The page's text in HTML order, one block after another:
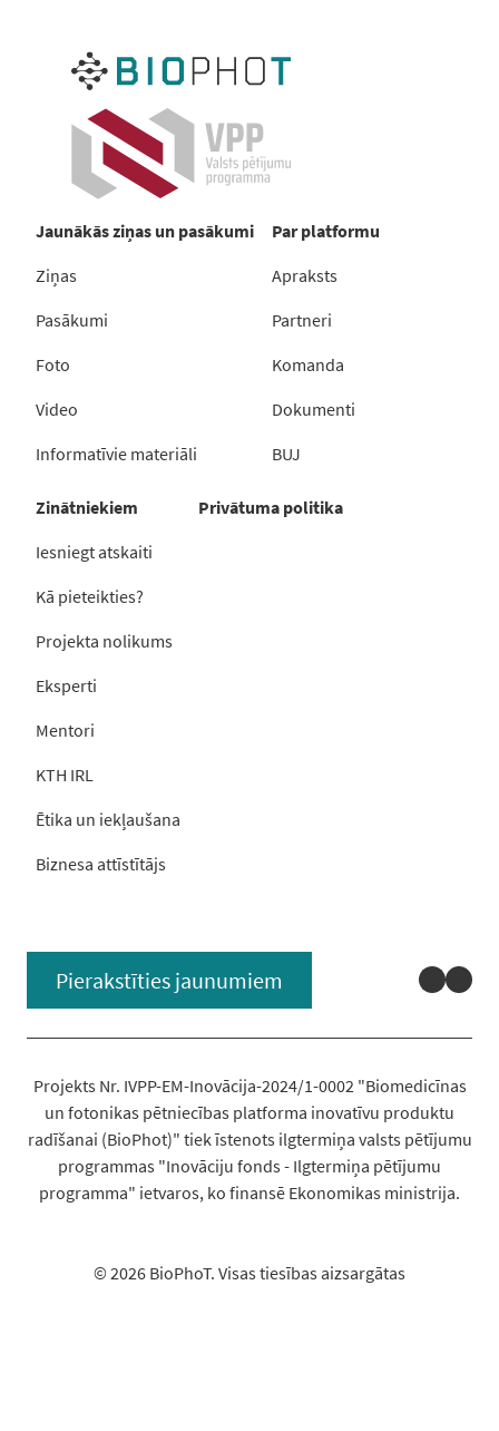
Jaunākās ziņas un pasākumi
Ziņas
Pasākumi
Foto
Video
Informatīvie materiāli
Par platformu
Apraksts
Partneri
Komanda
Dokumenti
BUJ
Zinātniekiem
Iesniegt atskaiti
Kā pieteikties?
Projekta nolikums
Eksperti
Mentori
KTH IRL
Ētika un iekļaušana
Biznesa attīstītājs
Privātuma politika
Pierakstīties jaunumiem
Projekts Nr. IVPP-EM-Inovācija-2024/1-0002 "Biomedicīnas
un fotonikas pētniecības platforma inovatīvu produktu
radīšanai (BioPhot)" tiek īstenots ilgtermiņa valsts pētījumu
programmas "Inovāciju fonds - Ilgtermiņa pētījumu
programma" ietvaros, ko finansē Ekonomikas ministrija.
© 2026 BioPhoT. Visas tiesības aizsargātas